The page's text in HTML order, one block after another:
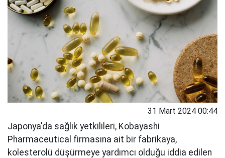
31 Mart 2024 00:44
Japonya'da sağlık yetkilileri, Kobayashi
Pharmaceutical firmasına ait bir fabrikaya,
kolesterolü düşürmeye yardımcı olduğu iddia edilen